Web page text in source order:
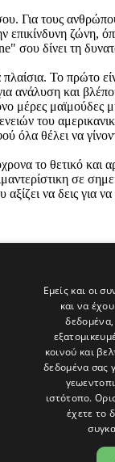
Για τους
επικίνδυνη
δίνει τη
Το πρώτο
ανάλυση και
μαϊμούδες
του
όλα θέλει να
το θετικό και
σε
να δεις για
Βλέπουμε το
Εμείς και οι
και να
κοινού και
δεδομένα σας
ιστότοπο.
έχετε το